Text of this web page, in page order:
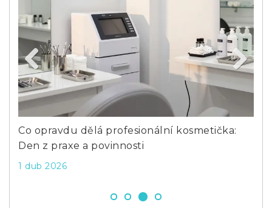
Co opravdu dělá profesionální kosmetička:
Den z praxe a povinnosti
1 dub 2026
Previous Next